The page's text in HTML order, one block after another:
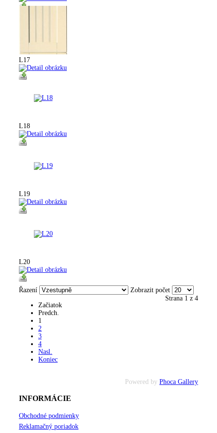
L17
L18
L19
L20
Řazení
Zobrazit počet
Strana 1 z 4
Začiatok
Predch.
1
2
3
4
Nasl.
Koniec
Powered by Phoca Gallery
INFORMÁCIE
Obchodné podmienky
Reklamačný poriadok